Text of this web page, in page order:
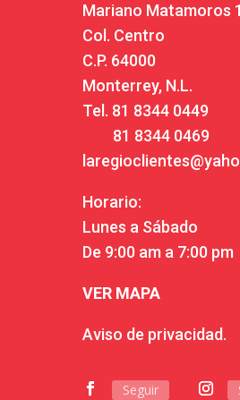
Mariano Matamoros
Col. Centro
C.P. 64000
Monterrey, N.L.
Tel. 81 8344 0449
81 8344 0469
Horario:
Lunes a Sábado
De 9:00 am a 7:00 pm
VER MAPA
Aviso de privacidad.
Seguir